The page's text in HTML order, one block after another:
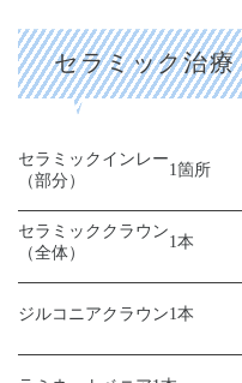
セラミック治療
セラミックインレー
（部分）
1箇所
セラミッククラウン
（全体）
1本
ジルコニアクラウン1本